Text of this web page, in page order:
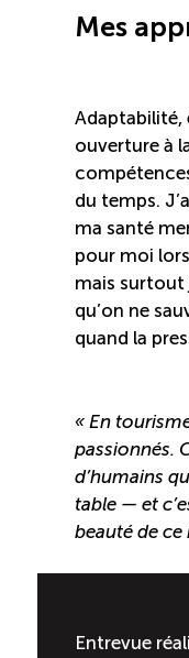
Mes
Adaptabilité,
ouverture à
du temps.
ma santé
pour moi
mais surtout
qu’on ne
quand la
« En
passionnés.
d’humains
table — et
beauté de ce
Entrevue